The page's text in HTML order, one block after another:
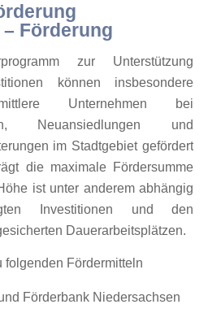
Förderung
zur Unterstützung
können insbesondere
Unternehmen bei
Neuansiedlungen und
im Stadtgebiet gefördert
die maximale Fördersumme
ist unter anderem abhängig
Investitionen und den
Dauerarbeitsplätzen.
folgenden Fördermitteln
Förderbank Niedersachsen